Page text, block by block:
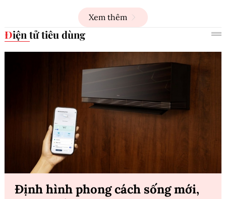
Xem thêm
Điện tử tiêu dùng
Định hình phong cách sống mới,